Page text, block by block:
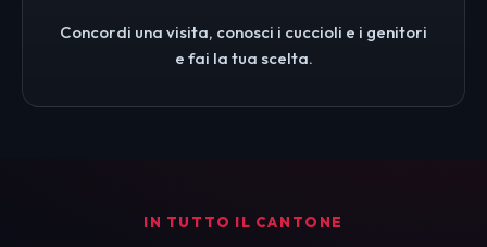
Concordi una visita, conosci i cuccioli e i genitori
e fai la tua scelta.
IN TUTTO IL CANTONE